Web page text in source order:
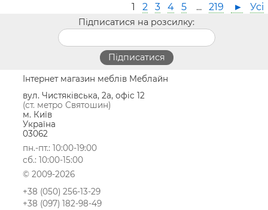
12 3 4 5 ...219 ► Усі
Підписатися на розсилку:
Інтернет магазин меблів Меблайн
вул. Чистяківська, 2а, офіс 12
(ст. метро Святошин)
м. Київ
Україна
03062
пн.-пт.: 10:00-19:00
сб.: 10:00-15:00
© 2009-2026
+38 (050) 256-13-29
+38 (097) 182-98-49